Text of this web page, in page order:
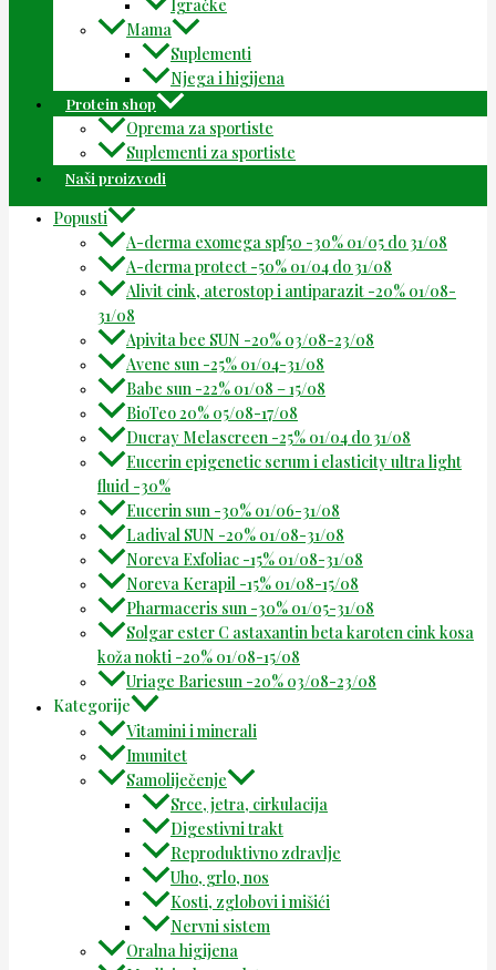
Igračke
Mama
Suplementi
Njega i higijena
Protein shop
Oprema za sportiste
Suplementi za sportiste
Naši proizvodi
Popusti
A-derma exomega spf50 -30% 01/05 do 31/08
A-derma protect -50% 01/04 do 31/08
Alivit cink, aterostop i antiparazit -20% 01/08-
31/08
Apivita bee SUN -20% 03/08-23/08
Avene sun -25% 01/04-31/08
Babe sun -22% 01/08 – 15/08
BioTeo 20% 05/08-17/08
Ducray Melascreen -25% 01/04 do 31/08
Eucerin epigenetic serum i elasticity ultra light
fluid -30%
Eucerin sun -30% 01/06-31/08
Ladival SUN -20% 01/08-31/08
Noreva Exfoliac -15% 01/08-31/08
Noreva Kerapil -15% 01/08-15/08
Pharmaceris sun -30% 01/05-31/08
Solgar ester C astaxantin beta karoten cink kosa
koža nokti -20% 01/08-15/08
Uriage Bariesun -20% 03/08-23/08
Kategorije
Vitamini i minerali
Imunitet
Samoliječenje
Srce, jetra, cirkulacija
Digestivni trakt
Reproduktivno zdravlje
Uho, grlo, nos
Kosti, zglobovi i mišići
Nervni sistem
Oralna higijena